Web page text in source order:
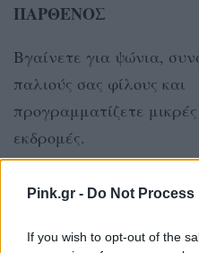
Pink.gr - Do Not
If you wish to opt-out of the
ΠΑΡΘΕΝΟΣ
Βγαίνετε για ψώνια,
παλιούς σας φίλους και
προγραμματίζετε μικρές
εκδρομές.
ΖΥΓΟΣ
Συμβουλευτείτε φίλους